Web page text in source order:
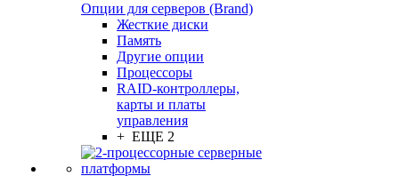
Опции для серверов (Brand)
Жесткие диски
Память
Другие опции
Процессоры
RAID-контроллеры,
карты и платы
управления
+ ЕЩЕ 2